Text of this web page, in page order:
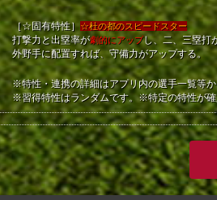
［☆固有特性］☆杜の都のスピードスター
打撃力と出塁率が劇的にアップし、二、三塁打
外野手に配置すれば、守備力がアップする。
※特性・連携の詳細はアプリ内の選手一覧等
※習得特性はランダムです。※特定の特性が